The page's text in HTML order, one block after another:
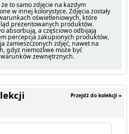
to samo zdjęcie na każdym
w innej kolorystyce. Zdjęcia zostały
oświetleniowych, które
prezentowanych produktów.
absorbują, a częściowo odbijają
percepcja zakupionych produktów,
zamieszczonych zdjęć, nawet na
gdyż niemożliwe może być
zewnętrznych.
Przejdź do kolekcji »